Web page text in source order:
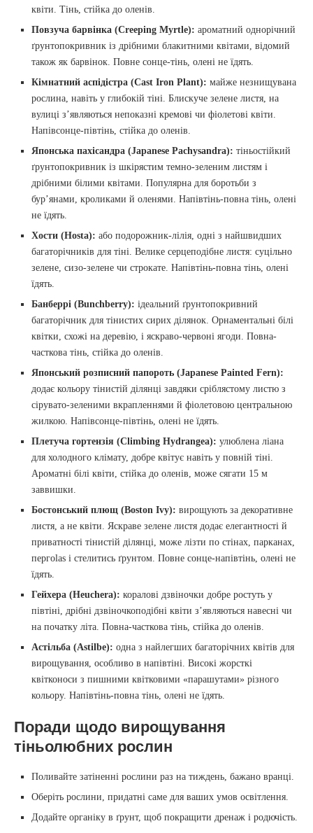
квіти. Тінь, стійка до оленів.
Повзуча барвінка (Creeping Myrtle): ароматний однорічний
ґрунтопокривник із дрібними блакитними квітами, відомий
також як барвінок. Повне сонце-тінь, олені не їдять.
Кімнатний аспідістра (Cast Iron Plant): майже незнищувана
рослина, навіть у глибокій тіні. Блискуче зелене листя, на
вулиці з’являються непоказні кремові чи фіолетові квіти.
Напівсонце-півтінь, стійка до оленів.
Японська пахісандра (Japanese Pachysandra): тіньостійкий
ґрунтопокривник із шкірястим темно-зеленим листям і
дрібними білими квітами. Популярна для боротьби з
бур’янами, кроликами й оленями. Напівтінь-повна тінь, олені
не їдять.
Хости (Hosta): або подорожник-лілія, одні з найшвидших
багаторічників для тіні. Велике серцеподібне листя: суцільно
зелене, сизо-зелене чи строкате. Напівтінь-повна тінь, олені
їдять.
Банберрі (Bunchberry): ідеальний ґрунтопокривний
багаторічник для тінистих сирих ділянок. Орнаментальні білі
квітки, схожі на деревію, і яскраво-червоні ягоди. Повна-
часткова тінь, стійка до оленів.
Японський розписний папороть (Japanese Painted Fern):
додає кольору тінистій ділянці завдяки сріблястому листю з
сірувато-зеленими вкрапленнями й фіолетовою центральною
жилкою. Напівсонце-півтінь, олені не їдять.
Плетуча гортензія (Climbing Hydrangea): улюблена ліана
для холодного клімату, добре квітує навіть у повній тіні.
Ароматні білі квіти, стійка до оленів, може сягати 15 м
заввишки.
Бостонський плющ (Boston Ivy): вирощують за декоративне
листя, а не квіти. Яскраве зелене листя додає елегантності й
приватності тінистій ділянці, може лізти по стінах, парканах,
пергolas і стелитись ґрунтом. Повне сонце-напівтінь, олені не
їдять.
Гейхера (Heuchera): коралові дзвіночки добре ростуть у
півтіні, дрібні дзвіночкоподібні квіти з’являються навесні чи
на початку літа. Повна-часткова тінь, стійка до оленів.
Астільба (Astilbe): одна з найлегших багаторічних квітів для
вирощування, особливо в напівтіні. Високі жорсткі
квітконоси з пишними квітковими «парашутами» різного
кольору. Напівтінь-повна тінь, олені не їдять.
Поради щодо вирощування
тіньолюбних рослин
Поливайте затіненні рослини раз на тиждень, бажано вранці.
Оберіть рослини, придатні саме для ваших умов освітлення.
Додайте органіку в ґрунт, щоб покращити дренаж і родючість.